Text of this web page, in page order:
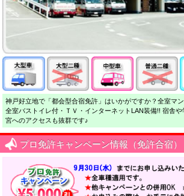
神戸好立地で「都会型合宿免許」はいかがですか？全室マ
全室バストイレ付・ＴＶ・インターネットLAN装備!! 宿舎
宮へのアクセスも抜群です♪
プロ免許キャンペーン情報（免許合宿）